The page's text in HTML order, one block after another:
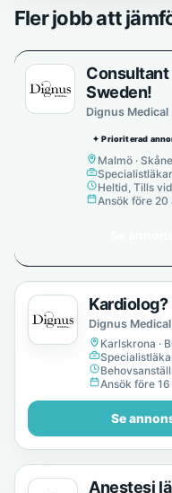
Fler jobb att
Sweden!
Dignus Medical
✦ Prioriterad
Malmö ·
Heltid, Tills
Ansök före 20
Kardiolog?
Dignus Medical
Karlskrona ·
Ansök före
Se
Anestesi